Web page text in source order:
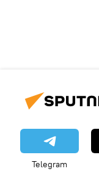
Telegram